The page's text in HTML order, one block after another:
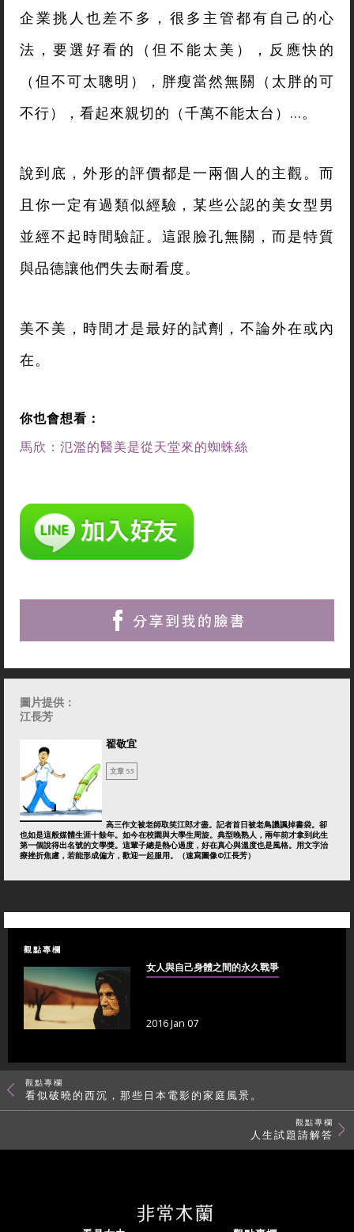
企業挑人也差不多，很多主管都有自己的心
法，要選好看的（但不能太美），反應快的
（但不可太聰明），胖瘦當然無關（太胖的可
不行），看起來親切的（千萬不能太台）…。
說到底，外形的評價都是一兩個人的主觀。而
且你一定有過類似經驗，某些公認的美女型男
並經不起時間驗証。這跟臉孔無關，而是特質
與品德讓他們失去耐看度。
美不美，時間才是最好的試劑，不論外在或內
在。
你也會想看：
馬欣：氾濫的醫美是從天堂來的蜘蛛絲
圖片提供：
江長芳
翟敬宜
文章 53
高三作文被老師取笑江郎才盡。記者首日被老鳥譏諷掉書袋。卻
也如是這般媒體生涯十餘年。如今在校園與大學生周旋。典型晚熟人，兩年前才拿到此生
第一個說得出名號的文學獎。這輩子總是熱心過度，好在真心與溫度也是風格。用文字治
療挫折焦慮，若能形成偏方，歡迎一起服用。（速寫圖像©江長芳）
觀點專欄
女人與自己身體之間的永久戰爭
2016 Jan 07
觀點專欄
看似破曉的西沉，那些日本電影的家庭風景。
觀點專欄
人生試題請解答